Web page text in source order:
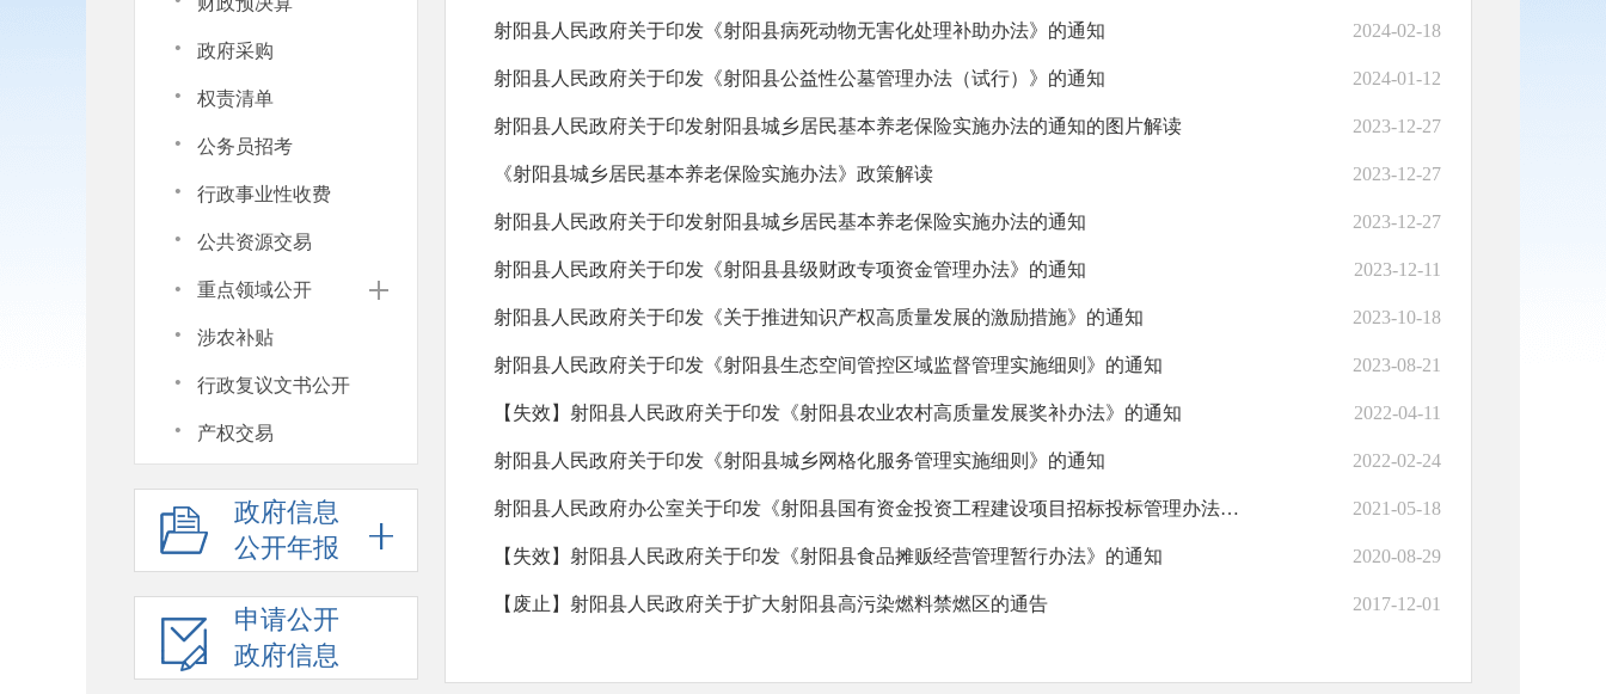
· 政府采购
· 权责清单
· 公务员招考
· 行政事业性收费
· 公共资源交易
· 重点领域公开
· 涉农补贴
· 行政复议文书公开
· 产权交易
政府信息
公开年报
申请公开
政府信息
射阳县人民政府关于印发《射阳县病死动物无害化处理补助办法》的通知 2024-02-18
射阳县人民政府关于印发《射阳县公益性公墓管理办法（试行）》的通知 2024-01-12
射阳县人民政府关于印发射阳县城乡居民基本养老保险实施办法的通知的图片解读 2023-12-27
《射阳县城乡居民基本养老保险实施办法》政策解读 2023-12-27
射阳县人民政府关于印发射阳县城乡居民基本养老保险实施办法的通知 2023-12-27
射阳县人民政府关于印发《射阳县县级财政专项资金管理办法》的通知 2023-12-11
射阳县人民政府关于印发《关于推进知识产权高质量发展的激励措施》的通知 2023-10-18
射阳县人民政府关于印发《射阳县生态空间管控区域监督管理实施细则》的通知 2023-08-21
【失效】射阳县人民政府关于印发《射阳县农业农村高质量发展奖补办法》的通知 2022-04-11
射阳县人民政府关于印发《射阳县城乡网格化服务管理实施细则》的通知 2022-02-24
射阳县人民政府办公室关于印发《射阳县国有资金投资工程建设项目招标投标管理办法》的通知 2021-05-18
【失效】射阳县人民政府关于印发《射阳县食品摊贩经营管理暂行办法》的通知 2020-08-29
【废止】射阳县人民政府关于扩大射阳县高污染燃料禁燃区的通告 2017-12-01